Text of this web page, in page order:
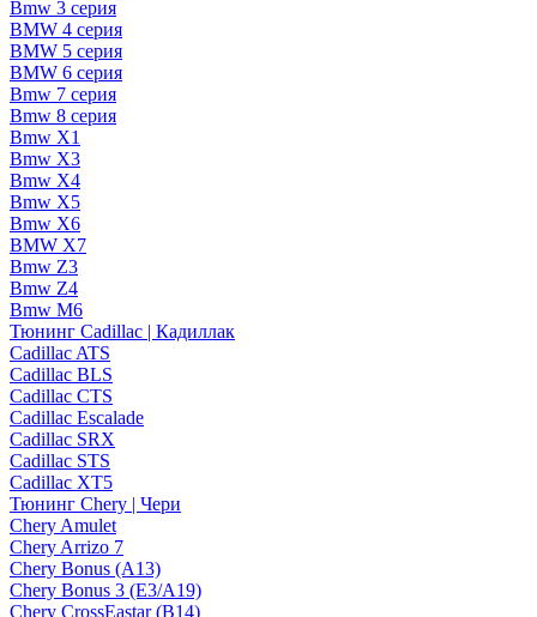
Bmw 3 серия
BMW 4 серия
BMW 5 серия
BMW 6 серия
Bmw 7 серия
Bmw 8 серия
Bmw X1
Bmw X3
Bmw X4
Bmw X5
Bmw X6
BMW X7
Bmw Z3
Bmw Z4
Bmw М6
Тюнинг Cadillac | Кадиллак
Cadillac ATS
Cadillac BLS
Cadillac CTS
Cadillac Escalade
Cadillac SRX
Cadillac STS
Cadillac XT5
Тюнинг Chery | Чери
Chery Amulet
Chery Arrizo 7
Chery Bonus (A13)
Chery Bonus 3 (E3/A19)
Chery CrossEastar (B14)